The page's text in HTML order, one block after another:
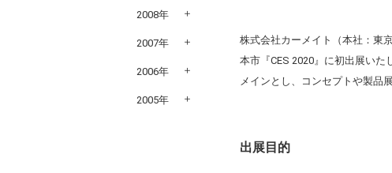
株式会社カーメイト（本社：東
本市『CES 2020』に初出展い
メインとし、コンセプトや製品
出展目的
2008年
2007年
2006年
2005年